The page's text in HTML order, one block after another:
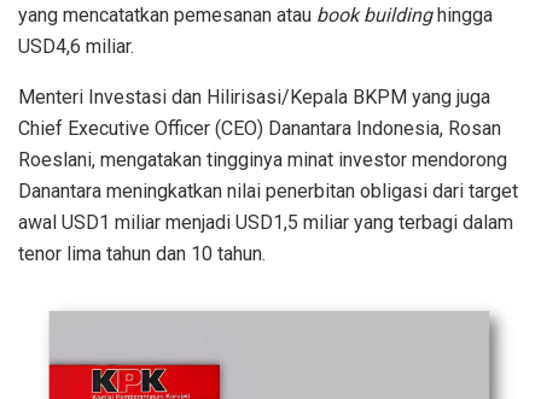
yang mencatatkan pemesanan atau book buildinghingga
USD4,6 miliar.
Menteri Investasi dan Hilirisasi/Kepala BKPM yang juga
Chief Executive Officer (CEO) Danantara Indonesia, Rosan
Roeslani, mengatakan tingginya minat investor mendorong
Danantara meningkatkan nilai penerbitan obligasi dari target
awal USD1 miliar menjadi USD1,5 miliar yang terbagi dalam
tenor lima tahun dan 10 tahun.